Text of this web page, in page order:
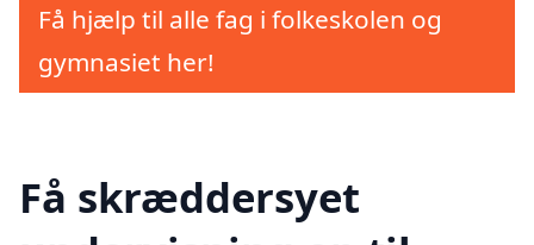
Få hjælp til alle fag i folkeskolen og
gymnasiet her!
Få skræddersyet